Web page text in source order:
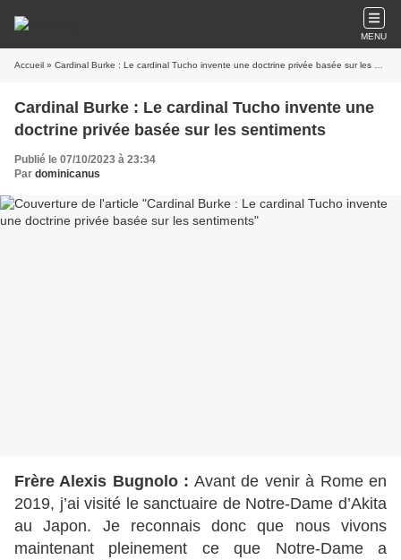
MENU
Accueil » Cardinal Burke : Le cardinal Tucho invente une doctrine privée basée sur les sentiments
Cardinal Burke : Le cardinal Tucho invente une
doctrine privée basée sur les sentiments
Publié le 07/10/2023 à 23:34
Par dominicanus
Frère Alexis Bugnolo : Avant de venir à Rome en
2019, j’ai visité le sanctuaire de Notre-Dame d’Akita
au Japon. Je reconnais donc que nous vivons
maintenant pleinement ce que Notre-Dame a